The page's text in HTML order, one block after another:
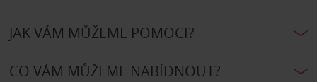
JAK VÁM MŮŽEME POMOCI?
CO VÁM MŮŽEME NABÍDNOUT?